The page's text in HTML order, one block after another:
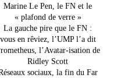
Marine Le Pen, le FN et le
« plafond de verre »
La gauche pire que le FN :
vous en rêviez, l’UMP l’a dit
l’Avatar-isation de
Ridley Scott
sociaux, la fin du Far